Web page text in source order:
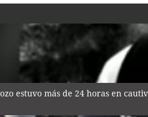
estuvo más de 24 horas en